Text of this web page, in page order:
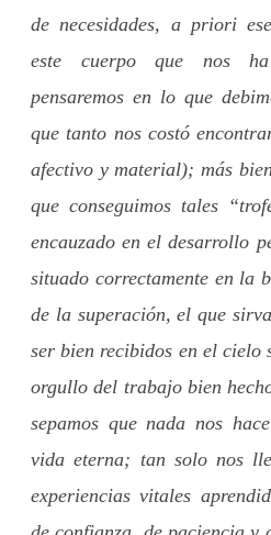
de necesidades, a priori
este cuerpo que nos
pensaremos en lo que
que tanto nos costó
afectivo y material); más
que conseguimos tales
encauzado en el desarrollo
situado correctamente en la
de la superación, el que
ser bien recibidos en el cielo
orgullo del trabajo bien
sepamos que nada nos
vida eterna; tan solo nos
experiencias vitales